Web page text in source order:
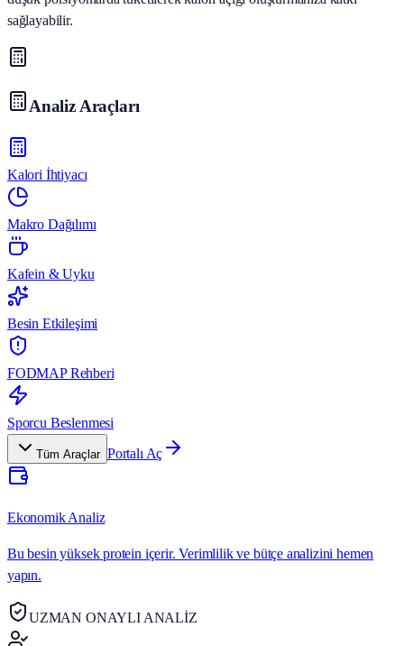
sağlayabilir.
Analiz Araçları
Kalori İhtiyacı
Makro Dağılımı
Kafein & Uyku
Besin Etkileşimi
FODMAP Rehberi
Sporcu Beslenmesi
Tüm Araçlar Portalı Aç
Ekonomik Analiz
Bu besin yüksek protein içerir. Verimlilik ve bütçe analizini hemen
yapın.
UZMAN ONAYLI ANALİZ